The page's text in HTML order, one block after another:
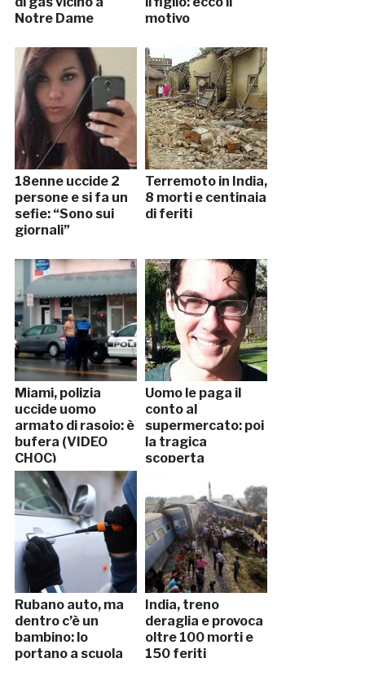
Notre Dame
motivo
18enne uccide 2
persone e si fa un
sefie: “Sono sui
giornali”
Terremoto in India,
8 morti e centinaia
di feriti
Miami, polizia
uccide uomo
armato di rasoio: è
bufera (VIDEO
CHOC)
Uomo le paga il
conto al
supermercato: poi
la tragica
scoperta
Rubano auto, ma
dentro c’è un
bambino: lo
portano a scuola
India, treno
deraglia e provoca
oltre 100 morti e
150 feriti